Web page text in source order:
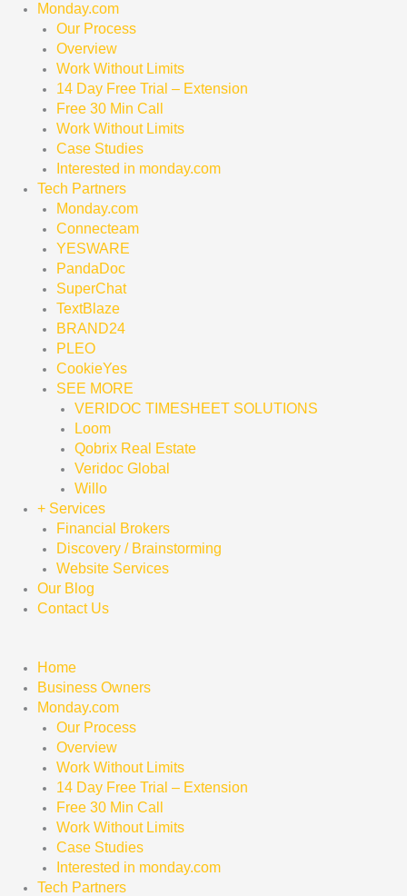
Monday.com
Our Process
Overview
Work Without Limits
14 Day Free Trial – Extension
Free 30 Min Call
Work Without Limits
Case Studies
Interested in monday.com
Tech Partners
Monday.com
Connecteam
YESWARE
PandaDoc
SuperChat
TextBlaze
BRAND24
PLEO
CookieYes
SEE MORE
VERIDOC TIMESHEET SOLUTIONS
Loom
Qobrix Real Estate
Veridoc Global
Willo
+ Services
Financial Brokers
Discovery / Brainstorming
Website Services
Our Blog
Contact Us
Home
Business Owners
Monday.com
Our Process
Overview
Work Without Limits
14 Day Free Trial – Extension
Free 30 Min Call
Work Without Limits
Case Studies
Interested in monday.com
Tech Partners